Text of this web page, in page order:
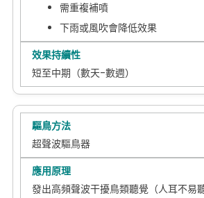
需重複補噴
下雨或風吹會降低效果
短至中期（數天-數週）
超聲波驅鳥器
發出高頻聲波干擾鳥類聽覺（人耳不易